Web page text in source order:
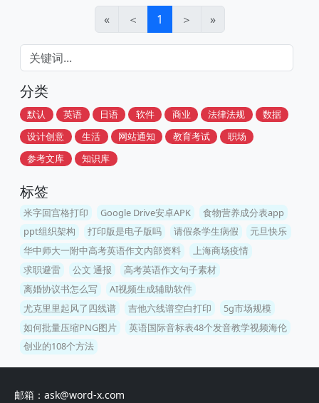
« ＜ 1 ＞ »
分类
默认 英语 日语 软件 商业 法律法规
数据
设计创意
生活 网站通知 教育考试
职场
参考文库
知识库
标签
米字回宫格打印 Google Drive安卓APK
食物营养成分表app
ppt组织架构
打印版是电子版吗 请假条学生病假
元旦快乐
华中师大一附中高考英语作文内部资料
上海商场疫情
求职避雷
公文 通报
高考英语作文句子素材
离婚协议书怎么写
AI视频生成辅助软件
尤克里里起风了四线谱
吉他六线谱空白打印
5g市场规模
如何批量压缩PNG图片
英语国际音标表48个发音教学视频海伦
创业的108个方法
邮箱：ask@word-x.com